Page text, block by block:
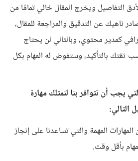
التفاصيل ويخرج المقال خالي تمامًا من
ناهيك عن التدقيق والمراجعة للمقال،
كمدير محتوي، وبالتالي لن يحتاج
ثقتك بالتأكيد، وستفوض له المهام بكل
يجب أن تتوافر بنا لنمتلك مهارة
التالي:
المهمة والتي تساعدنا على إنجاز
بأقل وقت.